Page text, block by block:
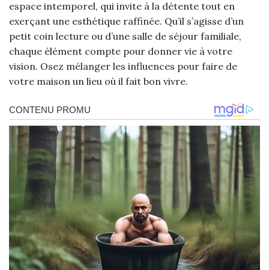
espace intemporel, qui invite à la détente tout en
exerçant une esthétique raffinée. Qu’il s’agisse d’un
petit coin lecture ou d’une salle de séjour familiale,
chaque élément compte pour donner vie à votre
vision. Osez mélanger les influences pour faire de
votre maison un lieu où il fait bon vivre.